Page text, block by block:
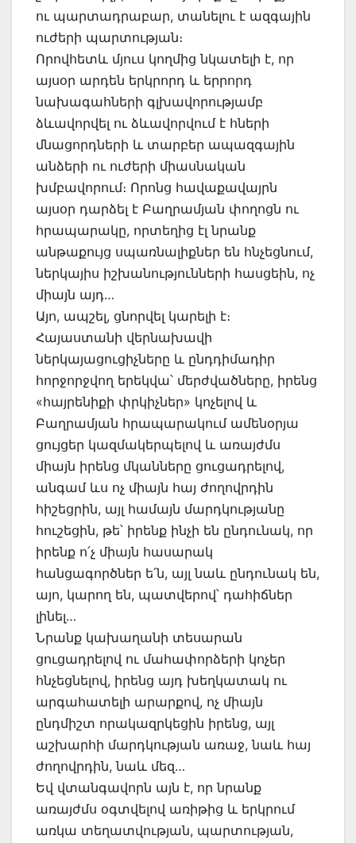
ու պարտադրաբար, տանելու է ազգային
ուժերի պարտության։
Որովհետև մյուս կողմից նկատելի է, որ
այսօր արդեն երկրորդ և երրորդ
նախագահների գլխավորությամբ
ձևավորվել ու ձևավորվում է հների
մնացորդների և տարբեր ապազգային
անձերի ու ուժերի միասնական
խմբավորում։ Որոնց հավաքավայրն
այսօր դարձել է Բաղրամյան փողոցն ու
հրապարակը, որտեղից էլ նրանք
անթաքույց սպառնալիքներ են հնչեցնում,
ներկայիս իշխանությունների հասցեին, ոչ
միայն այդ…
Այո, ապշել, ցնորվել կարելի է։
Հայաստանի վերնախավի
ներկայացուցիչները և ընդդիմադիր
հորջորջվող երեկվա՝ մերժվածները, իրենց
«հայրենիքի փրկիչներ» կոչելով և
Բաղրամյան հրապարակում ամենօրյա
ցույցեր կազմակերպելով և առայժմս
միայն իրենց մկանները ցուցադրելով,
անգամ ևս ոչ միայն հայ ժողովրդին
հիշեցրին, այլ համայն մարդկությանը
հուշեցին, թե՝ իրենք ինչի են ընդունակ, որ
իրենք ո՛չ միայն հասարակ
հանցագործներ ե՛ն, այլ նաև ընդունակ են,
այո, կարող են, պատվերով՝ դահիճներ
լինել…
Նրանք կախաղանի տեսարան
ցուցադրելով ու մահափորձերի կոչեր
հնչեցնելով, իրենց այդ խեղկատակ ու
արգահատելի արարքով, ոչ միայն
ընդմիշտ որակազրկեցին իրենց, այլ
աշխարհի մարդկության առաջ, նաև հայ
ժողովրդին, նաև մեզ…
Եվ վտանգավորն այն է, որ նրանք
առայժմս օգտվելով առիթից և երկրում
առկա տեղատվության, պարտության,